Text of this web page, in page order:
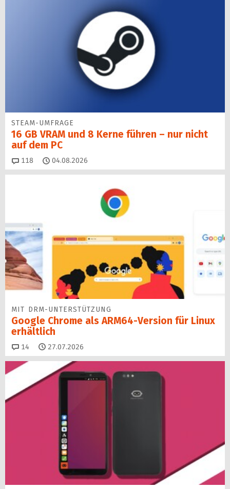
STEAM-UMFRAGE
16 GB VRAM und 8 Kerne führen – nur nicht
auf dem PC
118 Kommentare
04.08.2026
MIT DRM-UNTERSTÜTZUNG
Google Chrome als ARM64-Version für Linux
erhältlich
14 Kommentare
27.07.2026